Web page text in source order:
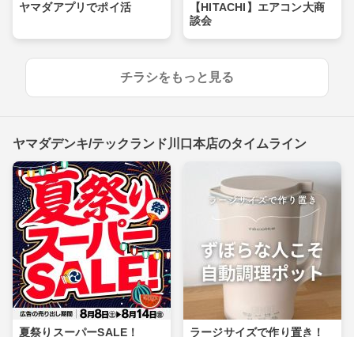
ヤマダアプリでポイ活
【HITACHI】エアコン大商
談会
チラシをもっと見る
ヤマダデンキ/テックランド川口本店のタイムライン
夏祭りスーパーSALE！
ラージサイズで作り置き！